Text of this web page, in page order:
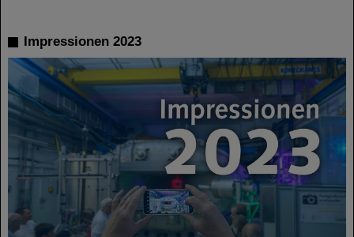
Impressionen 2023